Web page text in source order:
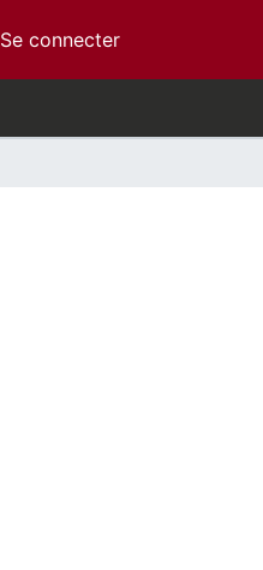
Se connecter(current)